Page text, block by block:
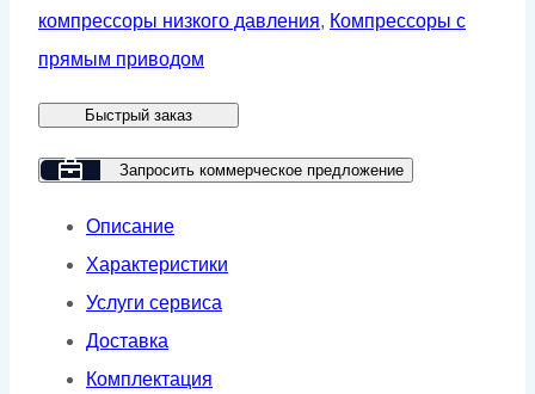
компрессор
GMP
3
VSD
компрессоры низкого давления, Компрессоры с
прямым приводом
Быстрый заказ
Запросить коммерческое предложение
Описание
Характеристики
Услуги сервиса
Доставка
Комплектация